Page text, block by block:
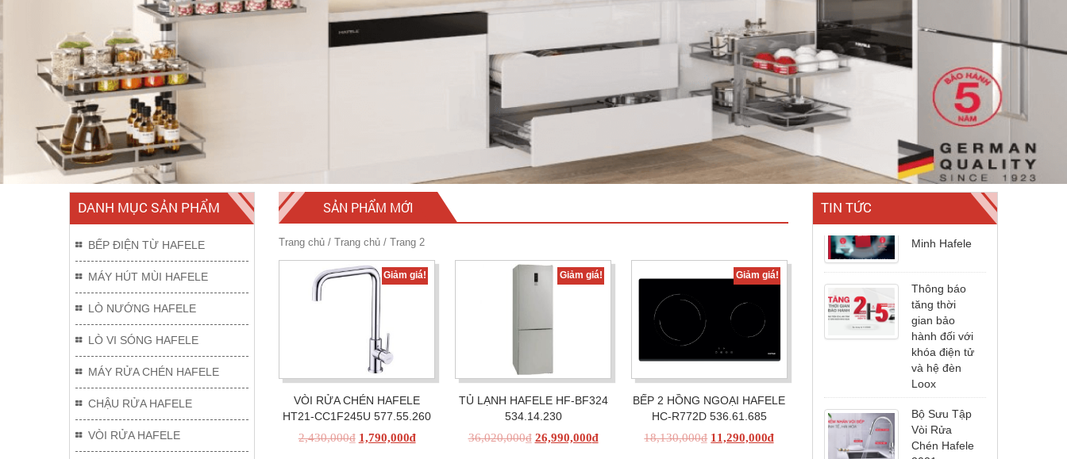
DANH MỤC SẢN PHẨM
BẾP ĐIỆN TỪ HAFELE
MÁY HÚT MÙI HAFELE
LÒ NƯỚNG HAFELE
LÒ VI SÓNG HAFELE
MÁY RỬA CHÉN HAFELE
CHẬU RỬA HAFELE
VÒI RỬA HAFELE
SẢN PHẨM MỚI
Trang chủ / Trang chủ / Trang 2
Giảm giá!
VÒI RỬA CHÉN HAFELE
HT21-CC1F245U 577.55.260
2,430,000₫ 1,790,000₫
Giảm giá!
TỦ LẠNH HAFELE HF-BF324
534.14.230
36,020,000₫ 26,990,000₫
Giảm giá!
BẾP 2 HỒNG NGOẠI HAFELE
HC-R772D 536.61.685
18,130,000₫ 11,290,000₫
TIN TỨC
Bộ Sưu Tập
Chén Hafele
2021
Giải Pháp
Minh Hafele
Thông báo
tăng thời
gian bảo
hành đối với
khóa điện tử
và hệ đèn
Loox
Bộ Sưu Tập
Vòi Rửa
Chén Hafele
2021